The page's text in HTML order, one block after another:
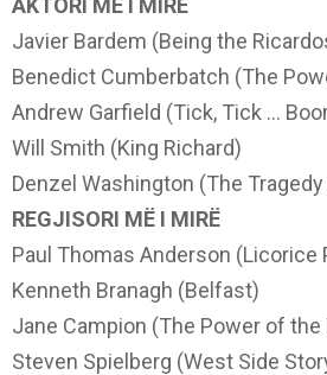
AKTORI MË I MIRË
Javier Bardem (Being the
Benedict Cumberbatch (The
Andrew Garfield (Tick, Tick …
Will Smith (King Richard)
Denzel Washington (The
REGJISORI MË I MIRË
Paul Thomas Anderson (Licorice
Kenneth Branagh (Belfast)
Jane Campion (The Power of the
Steven Spielberg (West Side